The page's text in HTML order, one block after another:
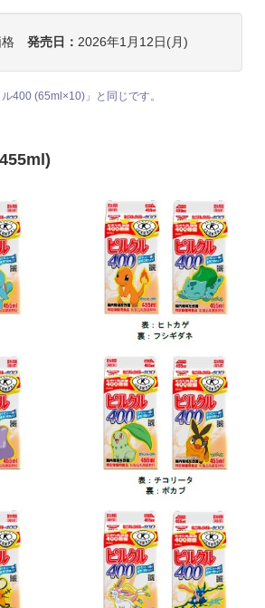
格 発売日： 2026年1月12日(月)
400 (65ml×10)」と同じです。